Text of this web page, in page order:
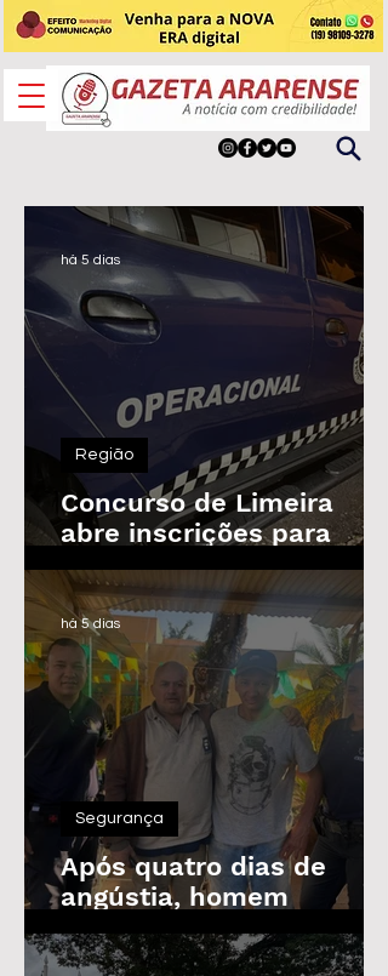
Concurso de Limeira
abre inscrições para
Guarda Civil, Trânsito e
Defesa Civil com 30
vagas imediatas
Região
há 5 dias
Após quatro dias de
angústia, homem
desaparecido é
encontrado em Araras
Segurança
há 5 dias